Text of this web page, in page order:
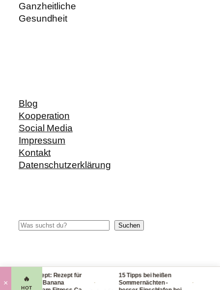
Ganzheitliche
Gesundheit
Blog
Kooperation
Social Media
Impressum
Kontakt
Datenschutzerklärung
Suchen Suchen
× 🔥
HOT
Blitzrezept: Rezept für
leckere Banana
15 Tipps bei heißen
Sommernächten -